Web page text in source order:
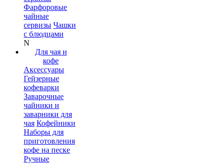
Фарфоровые
чайные
сервизы Чашки
с блюдцами
N
Для чая и
кофе
Аксессуары
Гейзерные
кофеварки
Заварочные
чайники и
заварники для
чая Кофейники
Наборы для
приготовления
кофе на песке
Ручные